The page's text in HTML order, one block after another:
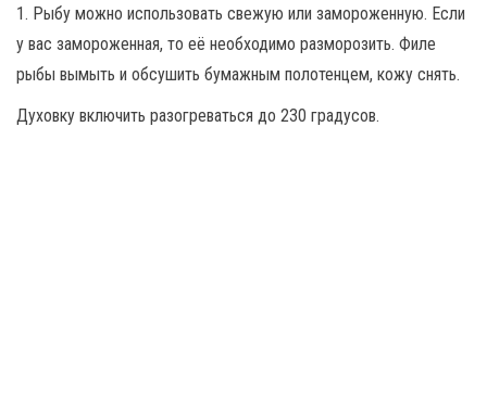
1. Рыбу можно использовать свежую или замороженную. Если
у вас замороженная, то её необходимо разморозить. Филе
рыбы вымыть и обсушить бумажным полотенцем, кожу снять.
Духовку включить разогреваться до 230 градусов.